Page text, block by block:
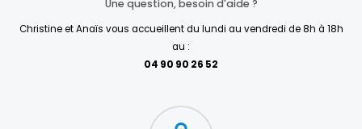
Une question, besoin d'aide ?
Christine et Anaïs vous accueillent du lundi au vendredi de 8h à 18h
au :
04 90 90 26 52